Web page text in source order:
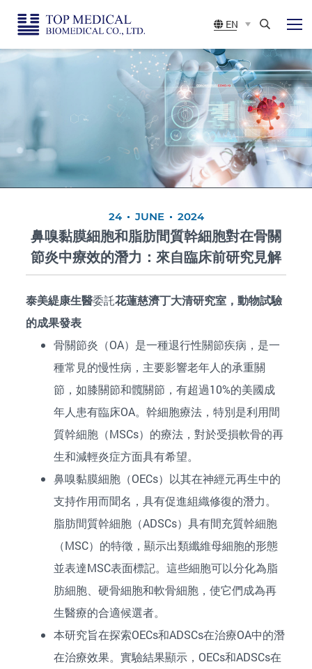
Top
Medical
Biomedical
CO.,
LTD
EN
Search
展
選
單
24 JUNE 2024
鼻嗅黏膜細胞和脂肪間質幹細胞對在骨關
節炎中療效的潛力：來自臨床前研究見解
泰美緹康生醫委託花蓮慈濟丁大清研究室，動物試驗
的成果發表
骨關節炎（OA）是一種退行性關節疾病，是一
種常見的慢性病，主要影響老年人的承重關
節，如膝關節和髖關節，有超過10%的美國成
年人患有臨床OA。幹細胞療法，特別是利用間
質幹細胞（MSCs）的療法，對於受損軟骨的再
生和減輕炎症方面具有希望。
鼻嗅黏膜細胞（OECs）以其在神經元再生中的
支持作用而聞名，具有促進組織修復的潛力。
脂肪間質幹細胞（ADSCs）具有間充質幹細胞
（MSC）的特徵，顯示出類纖維母細胞的形態
並表達MSC表面標記。這些細胞可以分化為脂
肪細胞、硬骨細胞和軟骨細胞，使它們成為再
生醫療的合適候選者。
本研究旨在探索OECs和ADSCs在治療OA中的潛
在治療效果。實驗結果顯示，OECs和ADSCs在